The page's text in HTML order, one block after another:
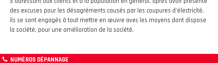
des excuses pour les désagréments causés par les coupures d’électricité,
ils se sont engagés à tout mettre en œuvre avec les moyens dont dispose
la société, pour une amélioration de la société.
NUMÉROS DÉPANNAGE